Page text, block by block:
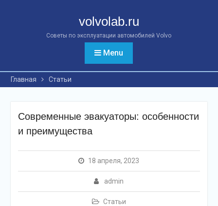
volvolab.ru
Советы по эксплуатации автомобилей Volvo
Menu
Главная Статьи
Современные эвакуаторы: особенности
и преимущества
18 апреля, 2023
admin
Статьи